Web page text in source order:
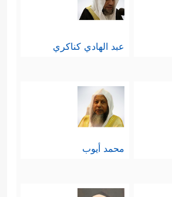
عبد الهادي كناكري
محمد أيوب